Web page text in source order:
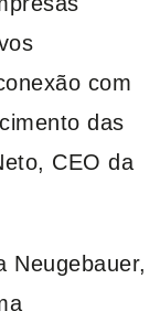
com
das
CEO da
Neugebauer,